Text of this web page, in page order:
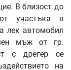
В близост до
от участъка в
лек автомобил
мъж от гр.
с дрегер се
на